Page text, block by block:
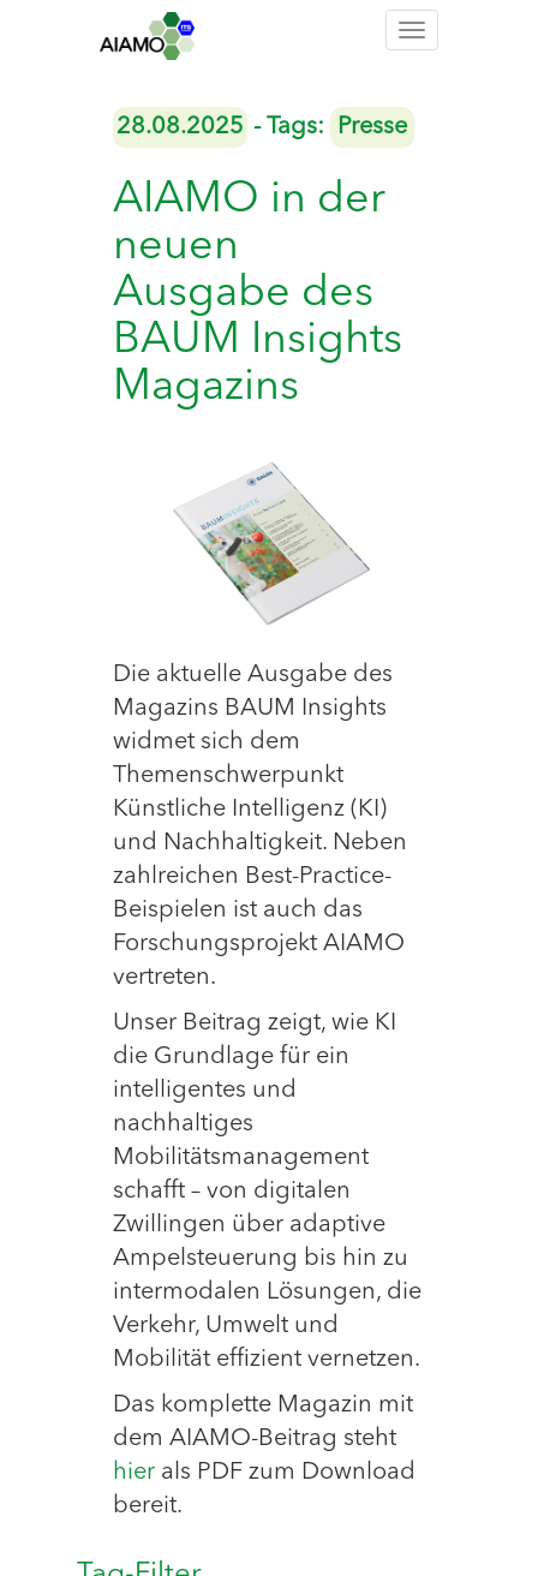
Toggle
28.08.2025 - Tags: Presse
AIAMO in der
neuen
Ausgabe des
BAUM Insights
Magazins
Die aktuelle Ausgabe des
Magazins BAUM Insights
widmet sich dem
Themenschwerpunkt
Künstliche Intelligenz (KI)
und Nachhaltigkeit. Neben
zahlreichen Best-Practice-
Beispielen ist auch das
Forschungsprojekt AIAMO
vertreten.
Unser Beitrag zeigt, wie KI
die Grundlage für ein
intelligentes und
nachhaltiges
Mobilitätsmanagement
schafft – von digitalen
Zwillingen über adaptive
Ampelsteuerung bis hin zu
intermodalen Lösungen, die
Verkehr, Umwelt und
Mobilität effizient vernetzen.
Das komplette Magazin mit
dem AIAMO-Beitrag steht
hier als PDF zum Download
bereit.